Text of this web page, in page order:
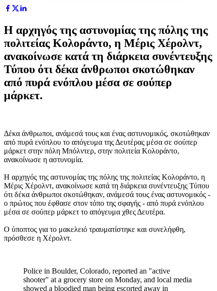
Η αρχηγός της αστυνομίας της πόλης της
πολιτείας Κολοράντο, η Μέρις Χέρολντ,
ανακοίνωσε κατά τη διάρκεια συνέντευξης
Τύπου ότι δέκα άνθρωποι σκοτώθηκαν
από πυρά ενόπλου μέσα σε σούπερ
μάρκετ.
Δέκα άνθρωποι, ανάμεσά τους και ένας αστυνομικός, σκοτώθηκαν
από πυρά ενόπλου το απόγευμα της Δευτέρας μέσα σε σούπερ
μάρκετ στην πόλη Μπόλντερ, στην πολιτεία Κολοράντο,
ανακοίνωσε η αστυνομία.
Η αρχηγός της αστυνομίας της πόλης της πολιτείας Κολοράντο, η
Μέρις Χέρολντ, ανακοίνωσε κατά τη διάρκεια συνέντευξης Τύπου
ότι δέκα άνθρωποι σκοτώθηκαν, ανάμεσά τους ένας αστυνομικός -
ο πρώτος που έφθασε στον τόπο της σφαγής - από πυρά ενόπλου
μέσα σε σούπερ μάρκετ το απόγευμα χθες Δευτέρα.
Ο ύποπτος για το μακελειό τραυματίστηκε και συνελήφθη,
πρόσθεσε η Χέρολντ.
Police in Boulder, Colorado, reported an "active
shooter" at a grocery store on Monday, and local media
showed a bloodied man being escorted away in